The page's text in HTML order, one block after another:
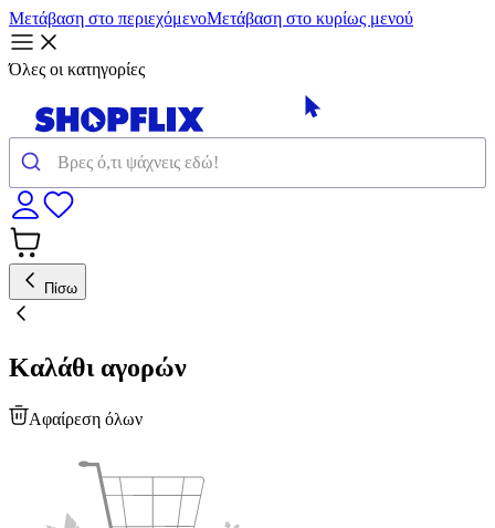
Μετάβαση στο περιεχόμενοΜετάβαση στο κυρίως μενού
Όλες οι κατηγορίες
Πίσω
Καλάθι αγορών
Αφαίρεση όλων